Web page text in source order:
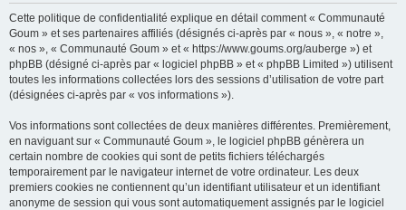
Cette politique de confidentialité explique en détail comment « Communauté
Goum » et ses partenaires affiliés (désignés ci-après par « nous », « notre »,
« nos », « Communauté Goum » et « https://www.goums.org/auberge ») et
phpBB (désigné ci-après par « logiciel phpBB » et « phpBB Limited ») utilisent
toutes les informations collectées lors des sessions d’utilisation de votre part
(désignées ci-après par « vos informations »).
Vos informations sont collectées de deux manières différentes. Premièrement,
en naviguant sur « Communauté Goum », le logiciel phpBB génèrera un
certain nombre de cookies qui sont de petits fichiers téléchargés
temporairement par le navigateur internet de votre ordinateur. Les deux
premiers cookies ne contiennent qu’un identifiant utilisateur et un identifiant
anonyme de session qui vous sont automatiquement assignés par le logiciel